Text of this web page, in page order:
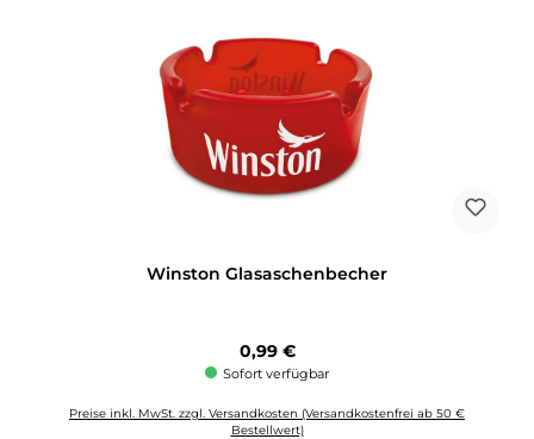
Winston Glasaschenbecher
Regulärer Preis:
0,99 €
Sofort verfügbar
Preise inkl. MwSt. zzgl. Versandkosten (Versandkostenfrei ab 50 €
Bestellwert)